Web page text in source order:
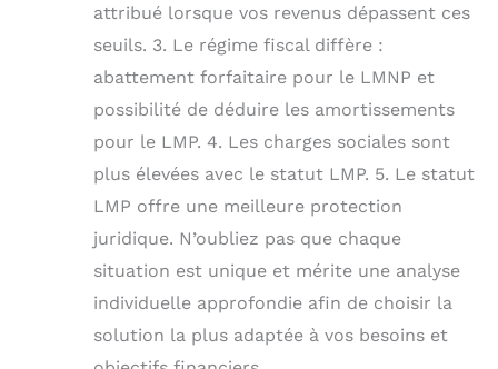
attribué lorsque vos revenus dépassent ces
seuils. 3. Le régime fiscal diffère :
abattement forfaitaire pour le LMNP et
possibilité de déduire les amortissements
pour le LMP. 4. Les charges sociales sont
plus élevées avec le statut LMP. 5. Le statut
LMP offre une meilleure protection
juridique. N’oubliez pas que chaque
situation est unique et mérite une analyse
individuelle approfondie afin de choisir la
solution la plus adaptée à vos besoins et